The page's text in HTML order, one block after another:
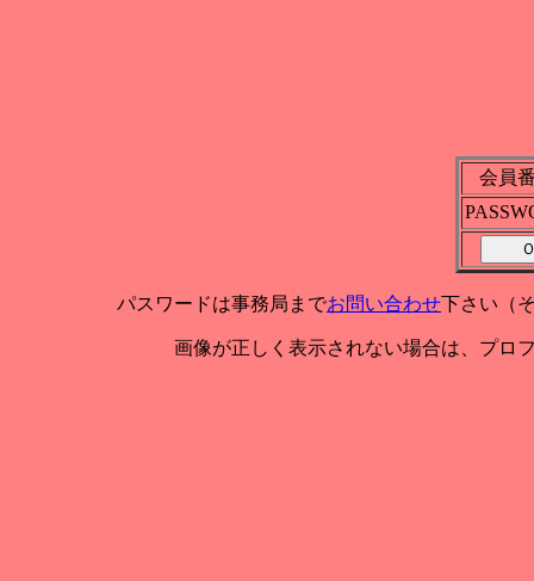
会員
パスワードは事務局までお問い合わせ下さい（
画像が正しく表示されない場合は、プロ